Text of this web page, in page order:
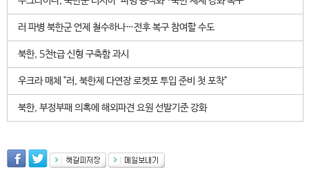
러 파병 북한군 언제 철수하나…전후 복구 참여할 수도
북한, 5천t급 신형 구축함 과시
우크라 매체 "러, 북한제 다연장 로켓포 투입 준비 첫 포착"
북한, 부정부패 의혹에 해외파견 요원 선발기준 강화